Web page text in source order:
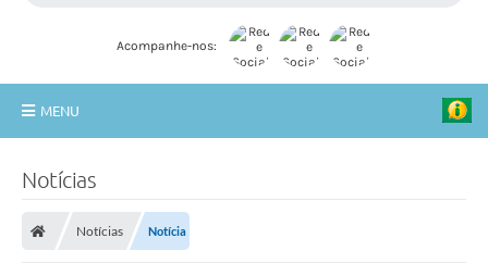
Acompanhe-nos:
MENU
Notícias
Notícias Notícia